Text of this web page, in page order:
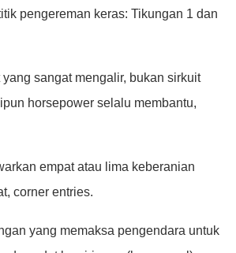
pengereman keras: Tikungan 1 dan
sangat mengalir, bukan sirkuit
horsepower selalu membantu,
empat atau lima keberanian
corner entries.
yang memaksa pengendara untuk